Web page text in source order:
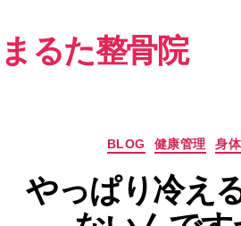
まるた整骨院
カ
ゴ
リ
ー
BLOG 健康管理 身
やっぱり冷え